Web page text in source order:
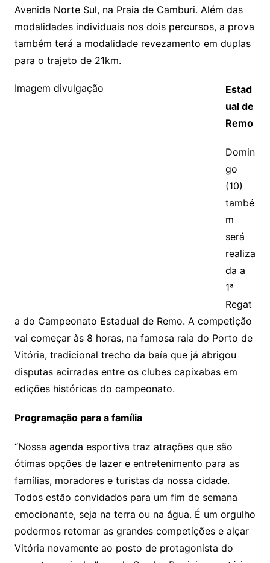
Avenida Norte Sul, na Praia de Camburi. Além das
modalidades individuais nos dois percursos, a prova
também terá a modalidade revezamento em duplas
para o trajeto de 21km.
Imagem divulgação
Estad
ual de
Remo
Domin
go
(10)
també
m
será
realiza
da a
1ª
Regat
a do Campeonato Estadual de Remo. A competição
vai começar às 8 horas, na famosa raia do Porto de
Vitória, tradicional trecho da baía que já abrigou
disputas acirradas entre os clubes capixabas em
edições históricas do campeonato.
Programação para a família
“Nossa agenda esportiva traz atrações que são
ótimas opções de lazer e entretenimento para as
famílias, moradores e turistas da nossa cidade.
Todos estão convidados para um fim de semana
emocionante, seja na terra ou na água. É um orgulho
podermos retomar as grandes competições e alçar
Vitória novamente ao posto de protagonista do